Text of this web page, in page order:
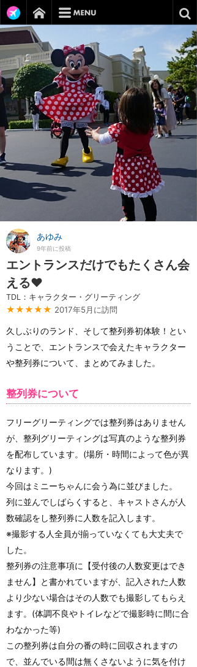
あゆみ
9年前に投稿
エントランスだけでもたくさん会
える❤
TDL：キャラクター・グリーティング
★★★★★ 2017年5月に訪問
久しぶりのランド、そして整列券初体験！とい
うことで、エントランスで会えたキャラクター
や整列券について、まとめてみました。
整列券について
フリーグリーティングでは整列券はありません
が、整列グリーティングは写真のような整列券
を配布しています。(場所・時間によって色が異
なります。)
今回はミニーちゃんに会う為に並びました。
列に並んでしばらくすると、キャストさんが人
数確認をし整列券に人数を記入します。
※撮影する人全員が揃っていなくても大丈夫で
した。
整列券の注意事項に【受付後の人数変更はでき
ません】と書かれていますが、記入された人数
より少ない場合はその人数でも撮影してもらえ
ます。(体調不良やトイレなどで撮影時に間に合
わなかった等)
この整列券は自分の番の時に回収されますの
で、並んでいる間は無くさないように気を付け